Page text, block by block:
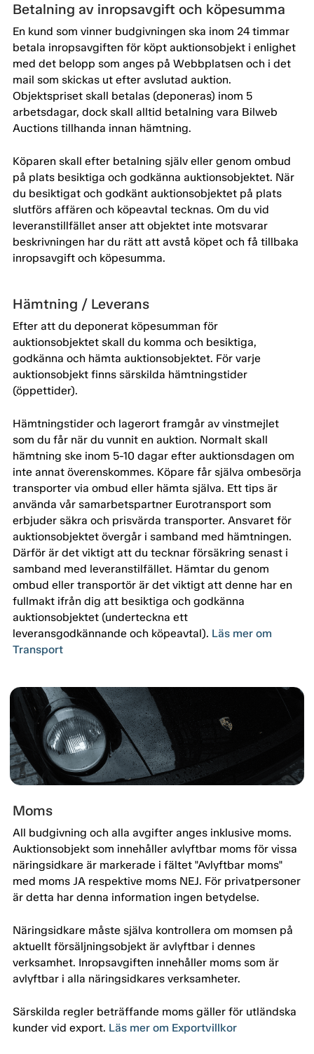
Betalning av inropsavgift och köpesumma
En kund som vinner budgivningen ska inom 24 timmar
betala inropsavgiften för köpt auktionsobjekt i enlighet
med det belopp som anges på Webbplatsen och i det
mail som skickas ut efter avslutad auktion.
Objektspriset skall betalas (deponeras) inom 5
arbetsdagar, dock skall alltid betalning vara Bilweb
Auctions tillhanda innan hämtning.
Köparen skall efter betalning själv eller genom ombud
på plats besiktiga och godkänna auktionsobjektet. När
du besiktigat och godkänt auktionsobjektet på plats
slutförs affären och köpeavtal tecknas. Om du vid
leveranstillfället anser att objektet inte motsvarar
beskrivningen har du rätt att avstå köpet och få tillbaka
inropsavgift och köpesumma.
Hämtning / Leverans
Efter att du deponerat köpesumman för
auktionsobjektet skall du komma och besiktiga,
godkänna och hämta auktionsobjektet. För varje
auktionsobjekt finns särskilda hämtningstider
(öppettider).
Hämtningstider och lagerort framgår av vinstmejlet
som du får när du vunnit en auktion. Normalt skall
hämtning ske inom 5-10 dagar efter auktionsdagen om
inte annat överenskommes. Köpare får själva ombesörja
transporter via ombud eller hämta själva. Ett tips är
använda vår samarbetspartner Eurotransport som
erbjuder säkra och prisvärda transporter. Ansvaret för
auktionsobjektet övergår i samband med hämtningen.
Därför är det viktigt att du tecknar försäkring senast i
samband med leveranstilfället. Hämtar du genom
ombud eller transportör är det viktigt att denne har en
fullmakt ifrån dig att besiktiga och godkänna
auktionsobjektet (underteckna ett
leveransgodkännande och köpeavtal). Läs mer om
Transport
Moms
All budgivning och alla avgifter anges inklusive moms.
Auktionsobjekt som innehåller avlyftbar moms för vissa
näringsidkare är markerade i fältet "Avlyftbar moms"
med moms JA respektive moms NEJ. För privatpersoner
är detta har denna information ingen betydelse.
Näringsidkare måste själva kontrollera om momsen på
aktuellt försäljningsobjekt är avlyftbar i dennes
verksamhet. Inropsavgiften innehåller moms som är
avlyftbar i alla näringsidkares verksamheter.
Särskilda regler beträffande moms gäller för utländska
kunder vid export. Läs mer om Exportvillkor